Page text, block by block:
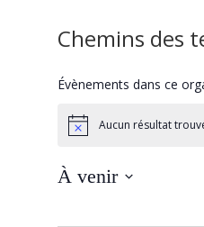
Chemins des
Évènements dans ce
NoticeAucun résultat
À venir